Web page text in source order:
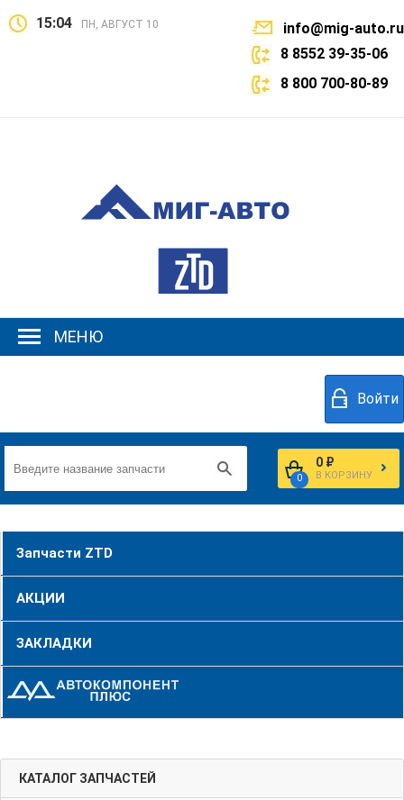
15:04 ПН, АВГУСТ 10
info@mig-auto.ru
8 8552 39-35-06
8 800 700-80-89
МЕНЮ
Войти
0
0 ₽
В КОРЗИНУ
Запчасти ZTD
АКЦИИ
ЗАКЛАДКИ
КАТАЛОГ ЗАПЧАСТЕЙ